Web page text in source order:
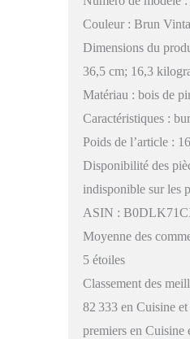
Couleur : Brun
Dimensions du
36,5 cm; 16,3
Matériau : bois de
Caractéristiques :
Poids de l’article :
Disponibilité des
indisponible sur les
ASIN :
Moyenne des
5 étoiles
Classement des
82 333 en Cuisine
premiers en Cuisine